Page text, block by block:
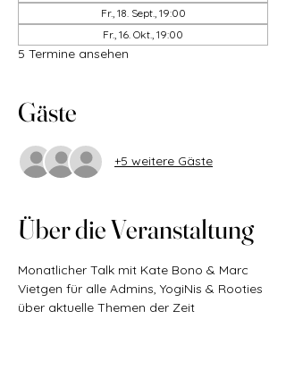
Fr., 18. Sept., 19:00
Fr., 16. Okt., 19:00
5 Termine ansehen
Gäste
+5 weitere Gäste
Über die Veranstaltung
Monatlicher Talk mit Kate Bono & Marc
Vietgen für alle Admins, YogiNis & Rooties
über aktuelle Themen der Zeit